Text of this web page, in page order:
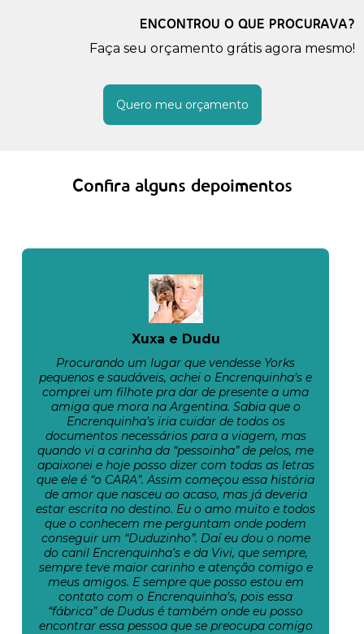
ENCONTROU O QUE PROCURAVA?
Faça seu orçamento grátis agora mesmo!
Quero meu orçamento
Confira alguns depoimentos
Xuxa e Dudu
Procurando um lugar que vendesse Yorks
pequenos e saudáveis, achei o Encrenquinha’s e
comprei um filhote pra dar de presente a uma
amiga que mora na Argentina. Sabia que o
Encrenquinha’s iria cuidar de todos os
documentos necessários para a viagem, mas
quando vi a carinha da “pessoinha” de pelos, me
apaixonei e hoje posso dizer com todas as letras
que ele é “o CARA”. Assim começou essa história
de amor que nasceu ao acaso, mas já deveria
estar escrita no destino. Eu o amo muito e todos
que o conhecem me perguntam onde podem
conseguir um “Duduzinho”. Daí eu dou o nome
do canil Encrenquinha’s e da Vivi, que sempre,
sempre teve maior carinho e atenção comigo e
meus amigos. E sempre que posso estou em
contato com o Encrenquinha’s, pois essa
“fábrica” de Dudus é também onde eu posso
encontrar essa pessoa que se preocupa comigo